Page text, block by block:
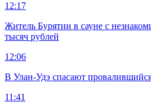
12:17
Житель Бурятии в сауне с
тысяч рублей
12:06
В Улан-Удэ спасают
11:41